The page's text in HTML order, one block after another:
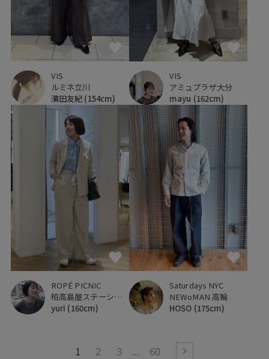
VIS
ルミネ立川
濱田友紀 (154cm)
VIS
アミュプラザ大分
mayu (162cm)
ROPÉ PICNIC
柏高島屋ステーションモール
yuri (160cm)
Saturdays NYC
NEWoMAN 高輪
HOSO (175cm)
1 2 3 60